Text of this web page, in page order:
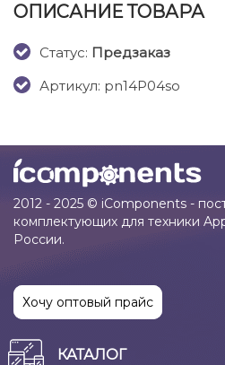
ОПИСАНИЕ ТОВАРА
Cтатус: Предзаказ
Артикул: pn14P04so
2012 - 2025 © iComponents -
комплектующих для техники
России.
Хочу оптовый прайс
КАТАЛОГ